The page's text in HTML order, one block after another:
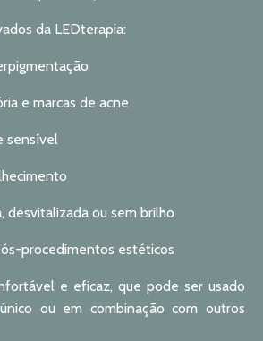
da LEDterapia:
e marcas de acne
sensível
desvitalizada ou sem brilho
procedimentos estéticos
e eficaz, que pode ser usado
ou em combinação com outros